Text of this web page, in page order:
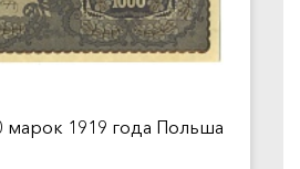
марок 1919 года Польша